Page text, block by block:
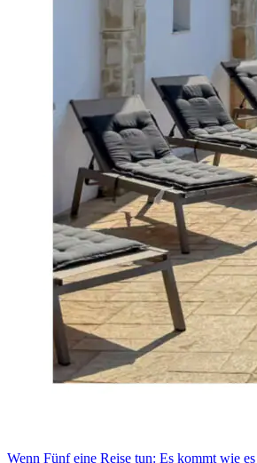
Wenn Fünf eine Reise tun: Es kommt wie